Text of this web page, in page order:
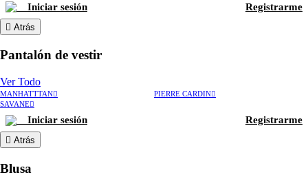
Iniciar sesión Registrarme
Atrás
Pantalón de vestir
Ver Todo
MANHATTTAN
PIERRE CARDIN
SAVANE
Iniciar sesión Registrarme
Atrás
Blusa